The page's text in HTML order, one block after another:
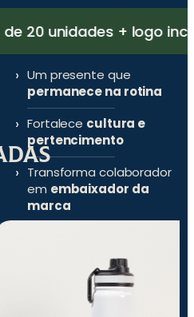
+ logo inclusa no
Um presente que
permanece na rotina
Fortalece cultura e
pertencimento
Transforma colaborador
em embaixador da
marca